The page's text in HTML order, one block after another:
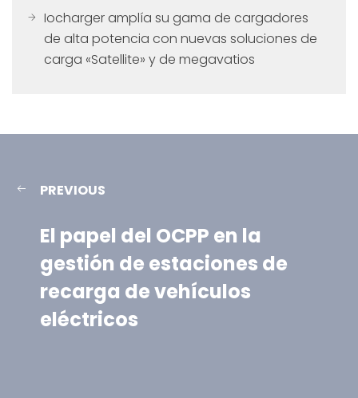
Iocharger amplía su gama de cargadores
de alta potencia con nuevas soluciones de
carga «Satellite» y de megavatios
PREVIOUS
El papel del OCPP en la
gestión de estaciones de
recarga de vehículos
eléctricos